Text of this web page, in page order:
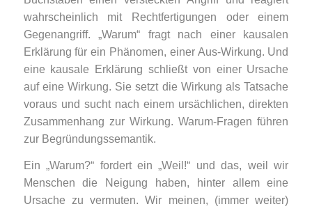
wahrscheinlich mit Rechtfertigungen oder einem
Gegenangriff. „Warum“ fragt nach einer kausalen
Erklärung für ein Phänomen, einer Aus-Wirkung. Und
eine kausale Erklärung schließt von einer Ursache
auf eine Wirkung. Sie setzt die Wirkung als Tatsache
voraus und sucht nach einem ursächlichen, direkten
Zusammenhang zur Wirkung. Warum-Fragen führen
zur Begründungssemantik.
Ein „Warum?“ fordert ein „Weil!“ und das, weil wir
Menschen die Neigung haben, hinter allem eine
Ursache zu vermuten. Wir meinen, (immer weiter)